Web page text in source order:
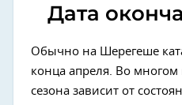
Дата
Обычно на Шерегеше
конца апреля. Во
сезона зависит от